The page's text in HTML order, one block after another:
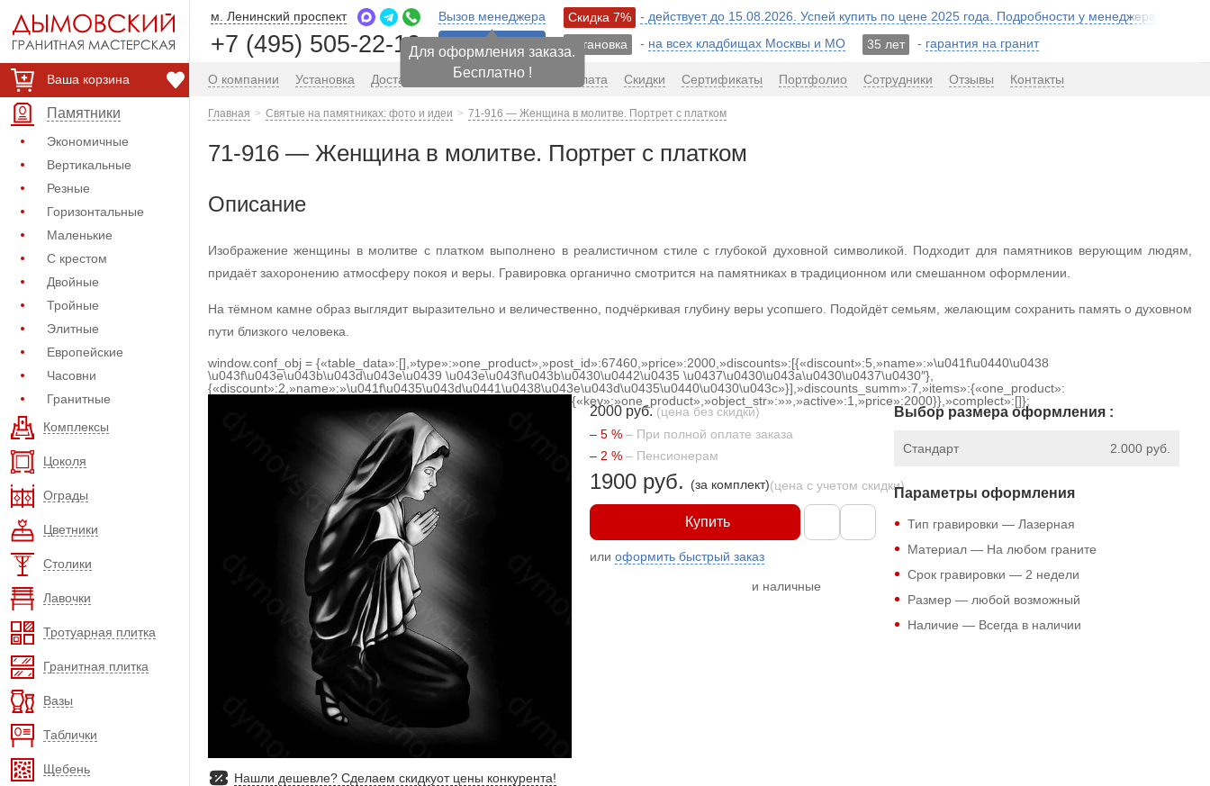
Ваша корзина
Памятники
Экономичные
Вертикальные
Резные
Горизонтальные
Маленькие
С крестом
Двойные
Тройные
Элитные
Европейские
Часовни
Гранитные
Комплексы
Цоколя
Ограды
Цветники
Столики
Лавочки
Тротуарная плитка
Гранитная плитка
Вазы
Таблички
Щебень
м. Ленинский проспект
+7 (495) 505-22-12
Вызов менеджера
Для оформления заказа.
Бесплатно !
ПЕРЕЗВОНИТЬ
Скидка 7%
- действует до 15.08.2026. Успей купить по цене 2025 года. Подробности у менеджера!
Установка
- на всех кладбищах Москвы и МО 35 лет - гарантия на гранит
О компании Установка Доставка Сроки Гарантия Оплата Скидки Сертификаты Портфолио Сотрудники Отзывы Контакты
Главная Святые на памятниках: фото и идеи 71-916 — Женщина в молитве. Портрет с платком
71-916 — Женщина в молитве. Портрет с платком
Описание
Изображение женщины в молитве с платком выполнено в реалистичном стиле с глубокой духовной символикой. Подходит для памятников верующим людям,
придаёт захоронению атмосферу покоя и веры. Гравировка органично смотрится на памятниках в традиционном или смешанном оформлении.
На тёмном камне образ выглядит выразительно и величественно, подчёркивая глубину веры усопшего. Подойдёт семьям, желающим сохранить память о духовном
пути близкого человека.
window.conf_obj = {«table_data»:[],»type»:»one_product»,»post_id»:67460,»price»:2000,»discounts»:[{«discount»:5,»name»:»\u041f\u0440\u0438
\u043f\u043e\u043b\u043d\u043e\u0439 \u043e\u043f\u043b\u0430\u0442\u0435 \u0437\u0430\u043a\u0430\u0437\u0430″},
{«discount»:2,»name»:»\u041f\u0435\u043d\u0441\u0438\u043e\u043d\u0435\u0440\u0430\u043c»}],»discounts_summ»:7,»items»:{«one_product»:
{«key»:»one_product»,»object_str»:»»,»active»:1,»price»:2000}},»complect»:[]};
Нашли дешевле? Сделаем скидкуот цены конкурента!
2000 руб. (цена без скидки)
– 5 % – При полной оплате заказа
– 2 % – Пенсионерам
1900 руб. (за комплект)(цена с учетом скидки)
Купить
илиоформить быстрый заказ
и наличные
Выбор размера оформления :
2.000 руб.
Стандарт
Параметры оформления
Тип гравировки — Лазерная
Материал — На любом граните
Срок гравировки — 2 недели
Размер — любой возможный
Наличие — Всегда в наличии